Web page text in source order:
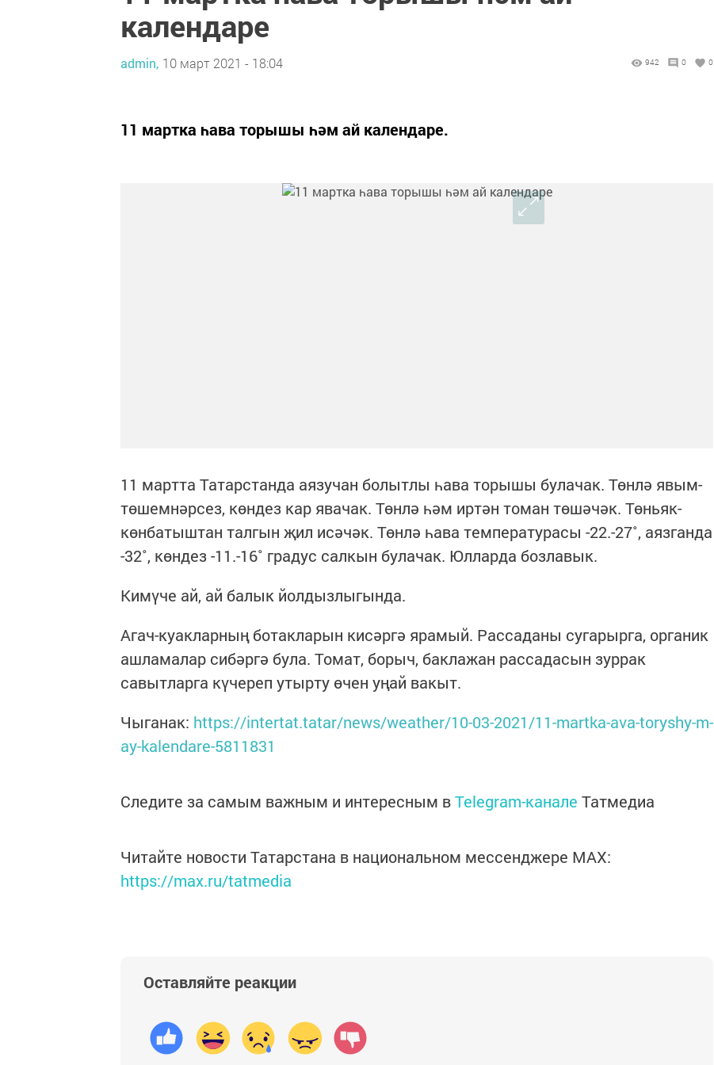
календаре
admin, 10 март 2021 - 18:04 942 0 0
11 мартка һава торышы һәм ай календаре.
11 мартта Татарстанда аязучан болытлы һава торышы булачак. Төнлә явым-
төшемнәрсез, көндез кар явачак. Төнлә һәм иртән томан төшәчәк. Төньяк-
көнбатыштан талгын җил исәчәк. Төнлә һава температурасы -22.-27˚, аязганда
-32˚, көндез -11.-16˚ градус салкын булачак. Юлларда бозлавык.
Кимүче ай, ай балык йолдызлыгында.
Агач-куакларның ботакларын кисәргә ярамый. Рассаданы сугарырга, органик
ашламалар сибәргә була. Томат, борыч, баклажан рассадасын зуррак
савытларга күчереп утырту өчен уңай вакыт.
Чыганак: https://intertat.tatar/news/weather/10-03-2021/11-martka-ava-toryshy-m-
ay-kalendare-5811831
Следите за самым важным и интересным вTelegram-канале Татмедиа
Читайте новости Татарстана в национальном мессенджере MАХ:
https://max.ru/tatmedia
Оставляйте реакции